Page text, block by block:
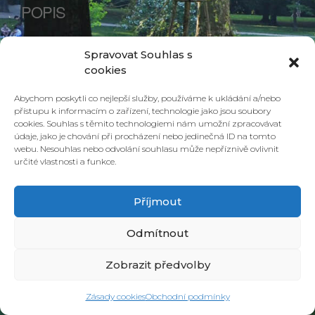
Spravovat Souhlas s
cookies
Abychom poskytli co nejlepší služby, používáme k ukládání a/nebo
přístupu k informacím o zařízení, technologie jako jsou soubory
cookies. Souhlas s těmito technologiemi nám umožní zpracovávat
údaje, jako je chování při procházení nebo jedinečná ID na tomto
webu. Nesouhlas nebo odvolání souhlasu může nepříznivě ovlivnit
určité vlastnosti a funkce.
Příjmout
Odmítnout
Zobrazit předvolby
Zásady cookiesObchodní podmínky
POPIS
UPCOMING UDÁLOSTI